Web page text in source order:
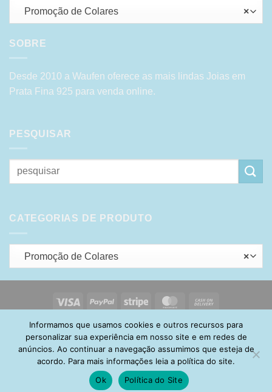
×
Promoção de Colares
SOBRE
Desde 2010 a Waufen oferece as mais lindas Joias em
Prata Fina 925 para venda online.
PESQUISAR
Pesquisar
por:
CATEGORIAS DE PRODUTO
×
Promoção de Colares
Visa PayPal Stripe MasterCard
Delivery
HOME SOBRE POLÍTICA DE PRIVACIDADE
ENTREGA
TROCA E DEVOLUÇÃO
GARANTIA FAQ
CARRINHO
MINHA CONTA
Informamos que usamos cookies e outros recursos para
personalizar sua experiência em nosso site e em redes de
anúncios. Ao continuar a navegação assumimos que esteja de
acordo. Para mais informações leia a política do site.
Ok
Política do Site